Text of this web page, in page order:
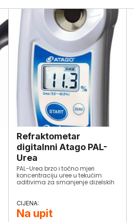
Refraktometar
digitalnni Atago PAL-
Urea
PAL-Urea brzo i točno mjeri
koncentraciju uree u tekućim
aditivima za smanjenje dizelskih
Na upit